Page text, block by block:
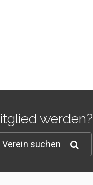
werden?
Verein suchen